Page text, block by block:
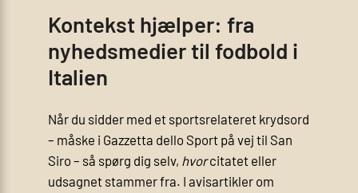
Kontekst hjælper: fra
nyhedsmedier til fodbold i
Italien
Når du sidder med et sportsrelateret krydsord
– måske i Gazzetta dello Sport på vej til San
Siro – så spørg dig selv, hvorcitatet eller
udsagnet stammer fra. I avisartikler om